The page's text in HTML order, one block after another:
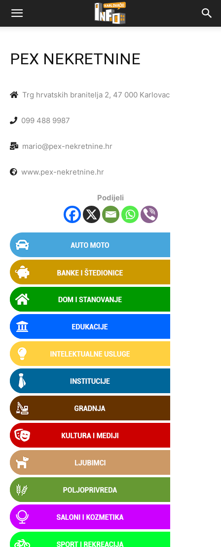
PEX NEKRETNINE
Trg hrvatskih branitelja 2, 47 000 Karlovac
099 488 9987
mario@pex-nekretnine.hr
www.pex-nekretnine.hr
Podijeli